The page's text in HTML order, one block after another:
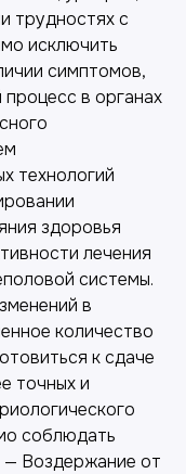
трудностях с
исключить
симптомов,
в органах
технологий
здоровья
лечения
системы.
в
количество
к сдаче
точных и
соблюдать
— Воздержание от